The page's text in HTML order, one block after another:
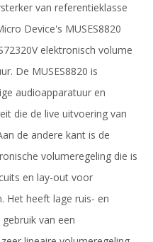
van referentieklasse
Device's MUSES8820
elektronisch volume
De MUSES8820 is
audioapparatuur en
die de live uitvoering van
de andere kant is de
volumeregeling die is
en lay-out voor
Het heeft lage ruis- en
van een